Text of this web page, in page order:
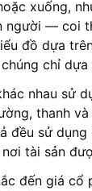
xuống,
— coi
đồ dựa
chỉ dựa
nhau sử
thanh
đều sử
tài sản
đến giá cổ